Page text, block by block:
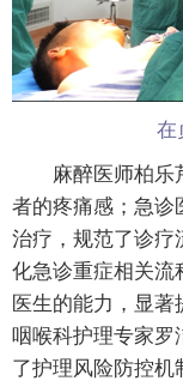
在
麻醉医师柏乐芹
者的疼痛感；急诊
治疗，规范了诊疗
化急诊重症相关流
医生的能力，显
咽喉科护理专家罗
了护理风险防控机